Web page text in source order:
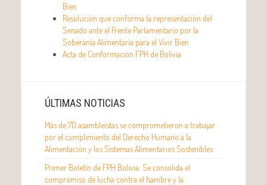
Bien
Resolución que conforma la representación del
Senado ante el Frente Parlamentario por la
Soberanía Alimentaria para el Vivir Bien
Acta de Conformación FPH de Bolivia
ÚLTIMAS NOTICIAS
Más de 70 asambleístas se comprometieron a trabajar
por el cumplimiento del Derecho Humano a la
Alimentación y los Sistemas Alimentarios Sostenibles
Primer Boletín de FPH Bolivia: Se consolida el
compromiso de lucha contra el hambre y la